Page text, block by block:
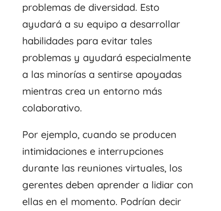
problemas de diversidad. Esto
ayudará a su equipo a desarrollar
habilidades para evitar tales
problemas y ayudará especialmente
a las minorías a sentirse apoyadas
mientras crea un entorno más
colaborativo.
Por ejemplo, cuando se producen
intimidaciones e interrupciones
durante las reuniones virtuales, los
gerentes deben aprender a lidiar con
ellas en el momento. Podrían decir